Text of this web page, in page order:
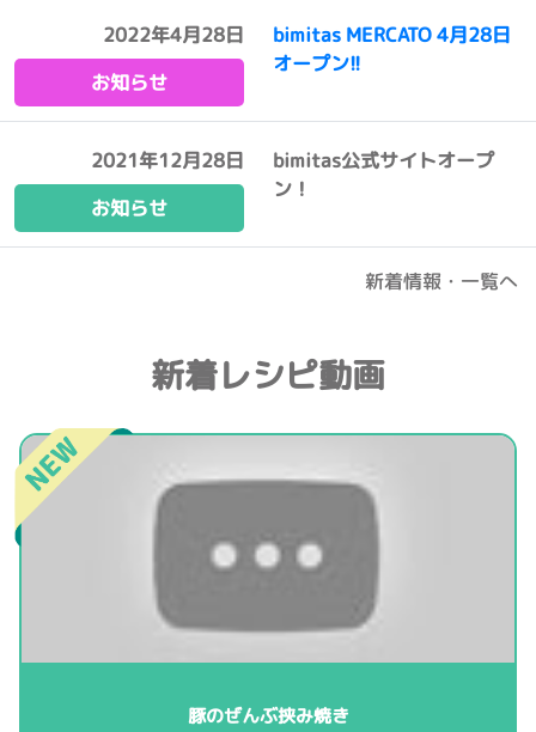
2022年4月28日
お知らせ
bimitas MERCATO 4月28日
オープン!!
2021年12月28日
お知らせ
bimitas公式サイトオープ
ン！
新着情報・一覧へ
新着レシピ動画
豚のぜんぶ挟み焼き